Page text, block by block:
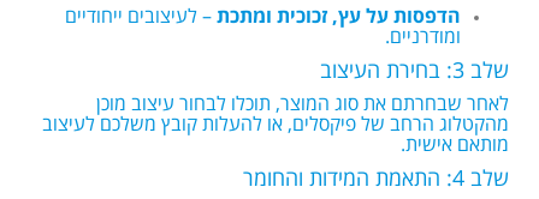
הדפסות על עץ, זכוכית ומתכת – לעיצובים ייחודיים
ומודרניים.
שלב 3: בחירת העיצוב
לאחר שבחרתם את סוג המוצר, תוכלו לבחור עיצוב מוכן
מהקטלוג הרחב של פיקסלים, או להעלות קובץ משלכם לעיצוב
מותאם אישית.
שלב 4: התאמת המידות והחומר